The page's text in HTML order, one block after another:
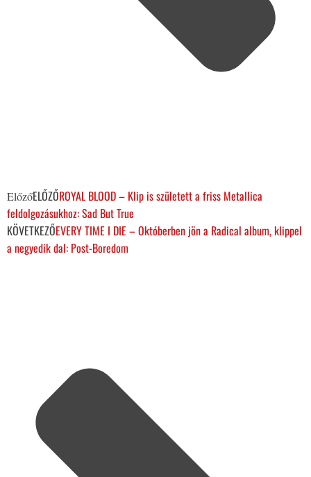
ElőzőELŐZŐROYAL BLOOD – Klip is született a friss Metallica
feldolgozásukhoz: Sad But True
KÖVETKEZŐEVERY TIME I DIE – Októberben jön a Radical album, klippel
a negyedik dal: Post-Boredom